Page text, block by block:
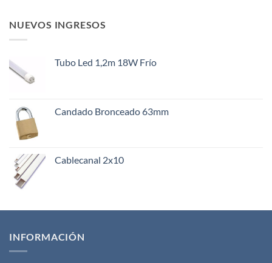
NUEVOS INGRESOS
Tubo Led 1,2m 18W Frío
Candado Bronceado 63mm
Cablecanal 2x10
INFORMACIÓN